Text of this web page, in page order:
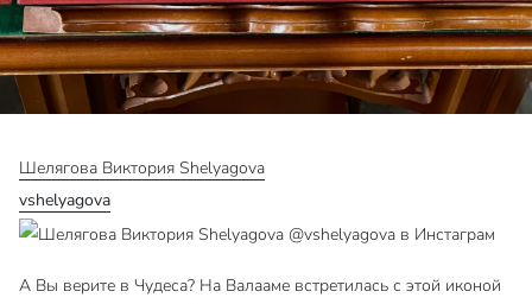
Шелягова Виктория Shelyagova
vshelyagova
А Вы верите в Чудеса? На Валааме встретилась с этой иконой